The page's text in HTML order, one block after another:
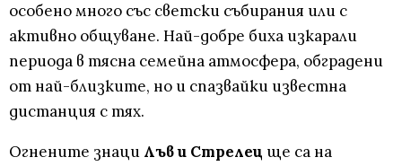
особено много със светски събирания или с
активно общуване. Най-добре биха изкарали
периода в тясна семейна атмосфера, обградени
от най-близките, но и спазвайки известна
дистанция с тях.
Огнените знаци Лъв и Стрелец ще са на